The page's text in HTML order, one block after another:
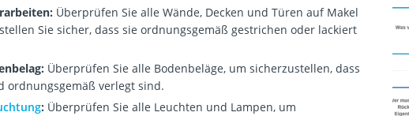
Überprüfen Sie alle Wände, Decken und Türen auf Makel
Sie sicher, dass sie ordnungsgemäß gestrichen oder lackiert
Überprüfen Sie alle Bodenbeläge, um sicherzustellen, dass
ordnungsgemäß verlegt sind.
: Überprüfen Sie alle Leuchten und Lampen, um